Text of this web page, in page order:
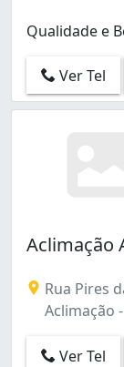
Qualidade e
Ver Tel
Aclimação
Rua Pires
Aclimação
Ver Tel